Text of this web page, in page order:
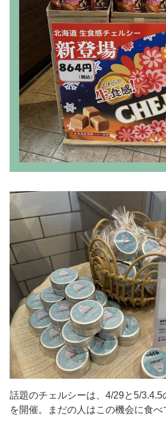
話題のチェルシーは、4/29と5/
を開催。まだの人はこの機会に食べ